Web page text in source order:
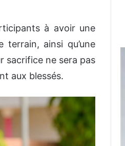
à avoir une
ainsi qu’une
sacrifice ne sera pas
aux blessés.